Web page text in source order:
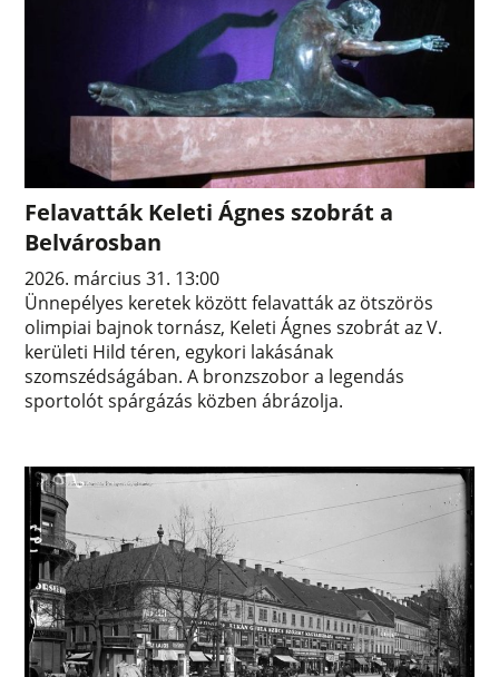
Felavatták Keleti Ágnes szobrát a
Belvárosban
2026. március 31. 13:00
Ünnepélyes keretek között felavatták az ötszörös
olimpiai bajnok tornász, Keleti Ágnes szobrát az V.
kerületi Hild téren, egykori lakásának
szomszédságában. A bronzszobor a legendás
sportolót spárgázás közben ábrázolja.